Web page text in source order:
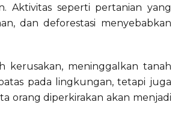
Aktivitas seperti pertanian yang
dan deforestasi menyebabkan
kerusakan, meninggalkan tanah
pada lingkungan, tetapi juga
orang diperkirakan akan menjadi